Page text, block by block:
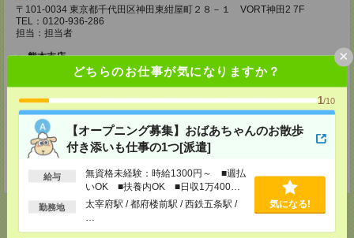
どちらのお仕事が気になりますか？
1/10
【オープニング募集】おばあちゃんのお散歩
付き添いも仕事の1つ[派遣]
給与
無資格未経験：時給1300円～ ■週払
いOK ■扶養内OK ■日収1万400円
以上
勤務地
太宰府駅 / 都府楼前駅 / 西鉄五条駅 /
気になる!
×
〒101-0034 東京都千代田区神田東紺屋町２８－１ VORT神田2 7F
TEL：0120-936-286
担当：担当者
熊本支店
〒860-0805 熊本県熊本市中央区桜町2-37 錦桜町ビル8F-A
TEL：0120-936-286
担当：担当者
北九州支店
〒802-0005 福岡県北九州市小倉北区堺町２－１－１ 角田ビル小倉 ７０７
号室
TEL：0120-936-286
担当：担当者